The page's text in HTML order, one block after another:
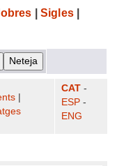
Sigles|
CAT -
ESP -
ENG